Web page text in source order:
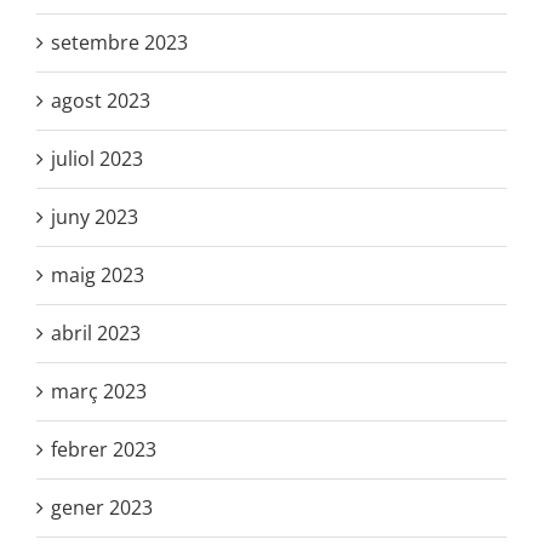
setembre 2023
agost 2023
juliol 2023
juny 2023
maig 2023
abril 2023
març 2023
febrer 2023
gener 2023